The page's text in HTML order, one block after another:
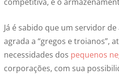
Já é sabido que um servidor
agrada a “gregos e troianos”,
necessidades dos pequenos
corporações, com sua